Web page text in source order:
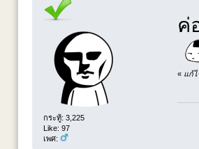
กระทู้: 3,225
Like: 97
เพศ:
ค่
« แก้ไ